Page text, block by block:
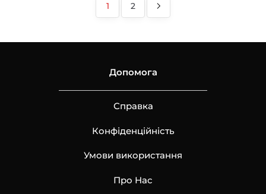
1 2
Допомога
Справка
Конфіденційність
Умови використання
Про Нас